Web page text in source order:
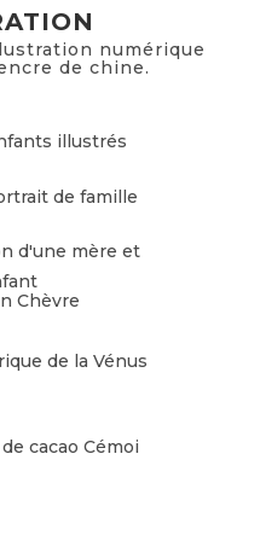
numérique
de chine.